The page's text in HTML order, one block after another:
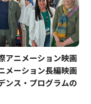
アニメーション映画
メーション長編映画
ンス・プログラムの